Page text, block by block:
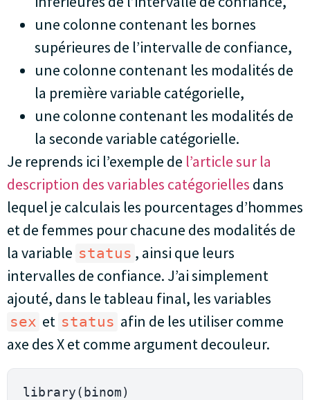
une colonne contenant les bornes
supérieures de l’intervalle de confiance,
une colonne contenant les modalités de
la première variable catégorielle,
une colonne contenant les modalités de
la seconde variable catégorielle.
Je reprends ici l’exemple de l’article sur la
description des variables catégorielles dans
lequel je calculais les pourcentages d’hommes
et de femmes pour chacune des modalités de
la variable status , ainsi que leurs
intervalles de confiance. J’ai simplement
ajouté, dans le tableau final, les variables
sex et status afin de les utiliser comme
axe des X et comme argument decouleur.
library(binom)